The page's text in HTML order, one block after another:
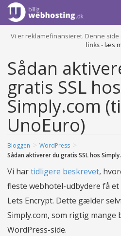
Vi er reklamefinansieret. Denne
links-læs
Sådan
gratis SSL hos
Simply.com
UnoEuro)
Bloggen > WordPress >
Sådan aktiverer du gratis SSL hos
Vi hartidligere beskrevet,
fleste webhotel-udbydere få
Lets Encrypt. Dette gælder
Simply.com, som rigtig mange
WordPress-side.